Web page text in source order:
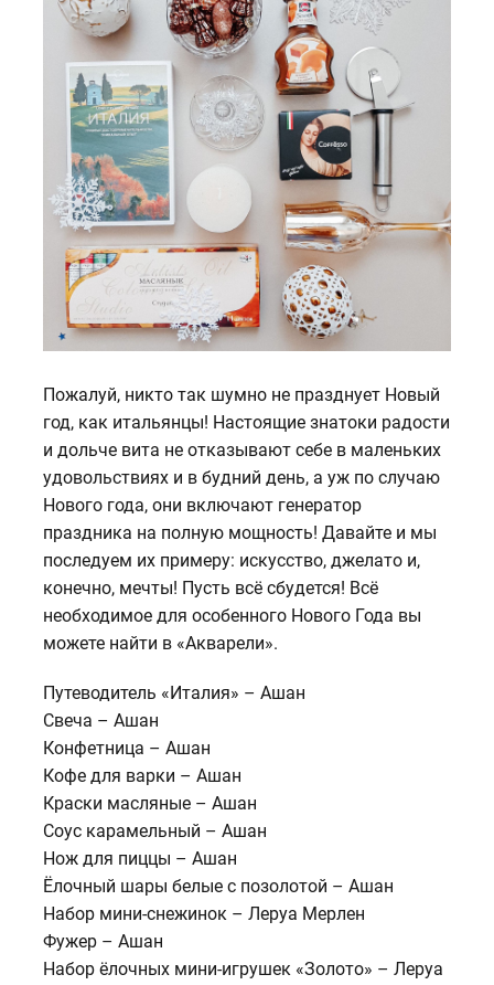
Пожалуй, никто так шумно не празднует Новый
год, как итальянцы! Настоящие знатоки радости
и дольче вита не отказывают себе в маленьких
удовольствиях и в будний день, а уж по случаю
Нового года, они включают генератор
праздника на полную мощность! Давайте и мы
последуем их примеру: искусство, джелато и,
конечно, мечты! Пусть всё сбудется! Всё
необходимое для особенного Нового Года вы
можете найти в «Акварели».
Путеводитель «Италия» – Ашан
Свеча – Ашан
Конфетница – Ашан
Кофе для варки – Ашан
Краски масляные – Ашан
Соус карамельный – Ашан
Нож для пиццы – Ашан
Ёлочный шары белые с позолотой – Ашан
Набор мини-снежинок – Леруа Мерлен
Фужер – Ашан
Набор ёлочных мини-игрушек «Золото» – Леруа